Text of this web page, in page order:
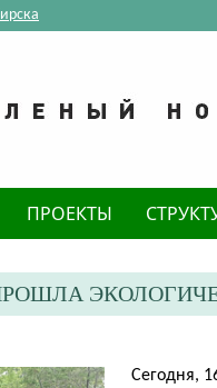
ПРОЕКТЫ
Сегодня,